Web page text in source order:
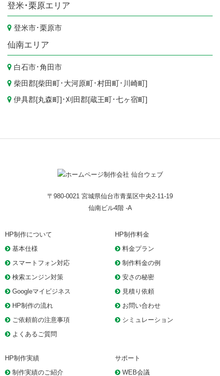
登米･栗原エリア
登米市･栗原市
仙南エリア
白石市･角田市
柴田郡[柴田町･ 大河原町･村田町･ 川崎町]
伊具郡[丸森町]･刈田郡[蔵王町･七ヶ宿町]
〒980-0021 宮城県仙台市青葉区中央2-11-19
仙南ビル4階 -A
HP制作について
基本仕様
スマートフォン対応
検索エンジン対策
Googleマイビジネス
HP制作の流れ
ご依頼前の注意事項
よくあるご質問
HP制作料金
料金プラン
制作料金の例
安さの秘密
見積り依頼
お問い合わせ
シミュレーション
HP制作実績
制作実績のご紹介
サポート
WEB会議